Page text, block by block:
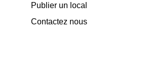
Publier un local
Contactez nous